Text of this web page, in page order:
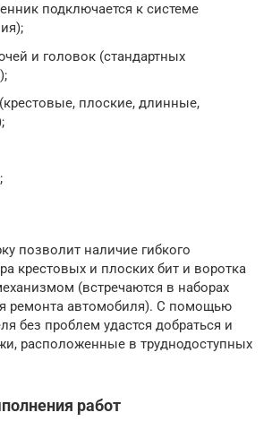
подключается к системе
и головок (стандартных
плоские, длинные,
позволит наличие гибкого
крестовых и плоских бит и воротка
(встречаются в наборах
ремонта автомобиля). С помощью
без проблем удастся добраться и
расположенные в труднодоступных
работ